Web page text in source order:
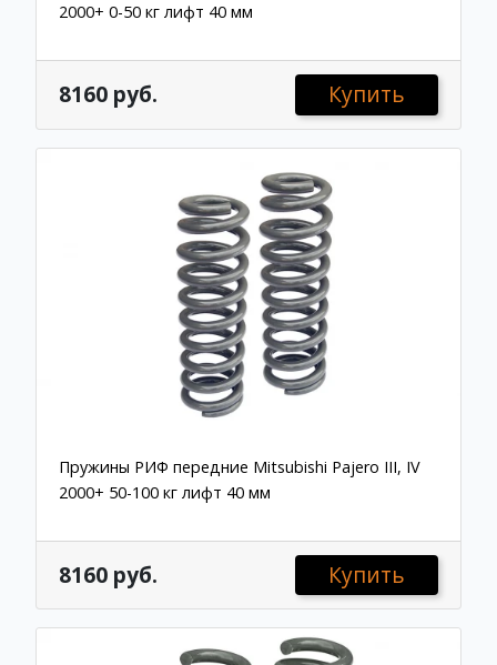
2000+ 0-50 кг лифт 40 мм
8160 руб. Купить
Пружины РИФ передние Mitsubishi Pajero III, IV
2000+ 50-100 кг лифт 40 мм
8160 руб. Купить